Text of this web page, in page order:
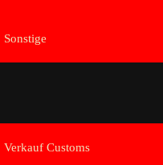
Sonstige
Verkauf Customs